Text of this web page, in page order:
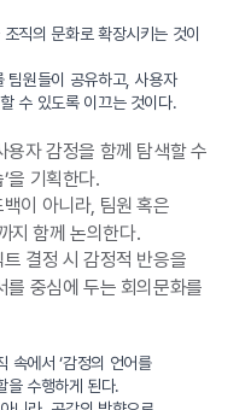
직의 문화로 확장시키는 것이
팀원들이 공유하고, 사용자
수 있도록 이끄는 것이다.
용자 감정을 함께 탐색할 수
을 기획한다.
이 아니라, 팀원 혹은
지 함께 논의한다.
결정 시 감정적 반응을
를 중심에 두는 회의문화를
속에서 ‘감정의 언어를
을 수행하게 된다.